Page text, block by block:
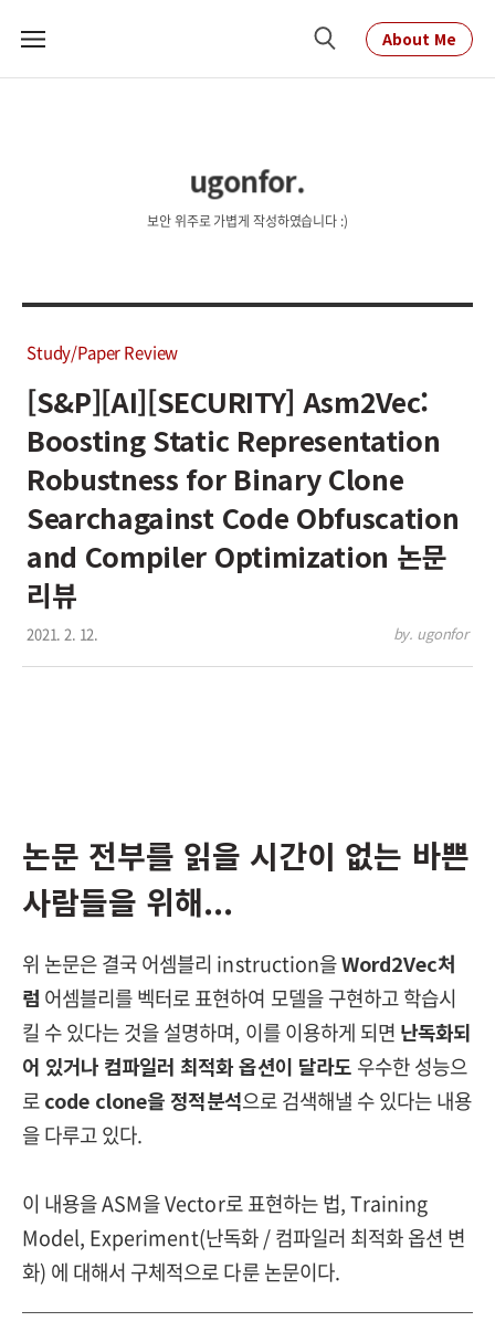
메
검
About Me
ugonfor.
보안 위주로 가볍게 작성하였습니다 :)
Study/Paper Review
[S&P][AI][SECURITY] Asm2Vec:
Boosting Static Representation
Robustness for Binary Clone
Searchagainst Code Obfuscation
and Compiler Optimization 논문
리뷰
2021. 2. 12. by. ugonfor
논문 전부를 읽을 시간이 없는 바쁜
사람들을 위해...
위 논문은 결국 어셈블리 instruction을Word2Vec처
럼 어셈블리를 벡터로 표현하여 모델을 구현하고 학습시
킬 수 있다는 것을 설명하며, 이를 이용하게 되면 난독화되
어 있거나 컴파일러 최적화 옵션이 달라도 우수한 성능으
로code clone을 정적분석으로 검색해낼 수 있다는 내용
을 다루고 있다.
이 내용을 ASM을 Vector로 표현하는 법, Training
Model, Experiment(난독화 / 컴파일러 최적화 옵션 변
화) 에 대해서 구체적으로 다룬 논문이다.